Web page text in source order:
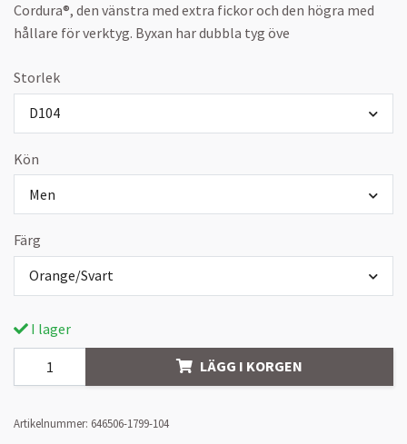
Cordura®, den vänstra med extra fickor och den högra med
hållare för verktyg. Byxan har dubbla tyg öve
Storlek
D104
Kön
Men
Färg
Orange/Svart
I lager
LÄGG I KORGEN
Artikelnummer: 646506-1799-104